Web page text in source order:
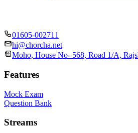
01605-002711
hi@chorcha.net
Moho, House No- 568, Road 1/A,
Features
Mock Exam
Question Bank
Streams